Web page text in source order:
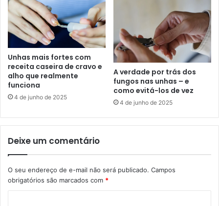
Unhas mais fortes com
receita caseira de cravo e
alho que realmente
funciona
4 de junho de 2025
A verdade por trás dos
fungos nas unhas – e
como evitá-los de vez
4 de junho de 2025
Deixe um comentário
O seu endereço de e-mail não será publicado. Campos
obrigatórios são marcados com *